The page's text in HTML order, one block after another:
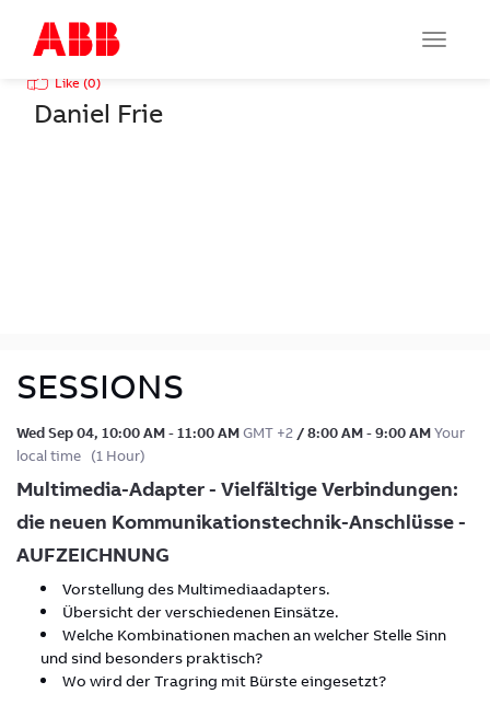
Toggle
BACK
Like (0)
Daniel Frie
SESSIONS
Wed Sep 04, 10:00 AM-11:00 AMGMT +2 /8:00 AM-9:00 AMYour
local time
(1 Hour)
Multimedia-Adapter - Vielfältige Verbindungen:
die neuen Kommunikationstechnik-Anschlüsse -
AUFZEICHNUNG
Vorstellung des Multimediaadapters.
Übersicht der verschiedenen Einsätze.
Welche Kombinationen machen an welcher Stelle Sinn
und sind besonders praktisch?
Wo wird der Tragring mit Bürste eingesetzt?